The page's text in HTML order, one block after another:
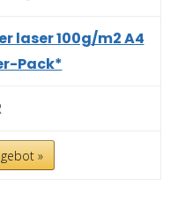
laser 100g/m2 A4
Pack*
»